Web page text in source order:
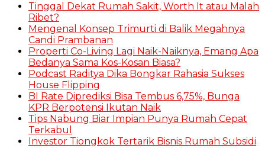
Tinggal Dekat Rumah Sakit, Worth It atau Malah
Ribet?
Mengenal Konsep Trimurti di Balik Megahnya
Candi Prambanan
Properti Co-Living Lagi Naik-Naiknya, Emang Apa
Bedanya Sama Kos-Kosan Biasa?
Podcast Raditya Dika Bongkar Rahasia Sukses
House Flipping
BI Rate Diprediksi Bisa Tembus 6,75%, Bunga
KPR Berpotensi Ikutan Naik
Tips Nabung Biar Impian Punya Rumah Cepat
Terkabul
Investor Tiongkok Tertarik Bisnis Rumah Subsidi